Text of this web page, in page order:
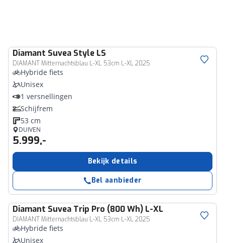
Diamant Suvea Style LS
DIAMANT Mitternachtsblau L-XL 53cm L-XL 2025
Hybride fiets
Unisex
1 versnellingen
Schijfrem
53 cm
DUIVEN
5.999,-
Bekijk details
Bel aanbieder
Diamant Suvea Trip Pro (800 Wh) L-XL
DIAMANT Mitternachtsblau L-XL 53cm L-XL 2025
Hybride fiets
Unisex